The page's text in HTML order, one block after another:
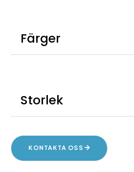
Färger
Storlek
KONTAKTA OSS